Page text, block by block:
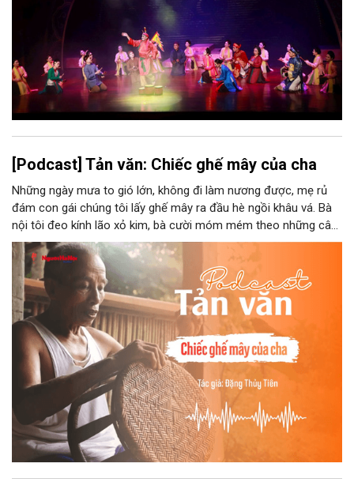
thành năng lực cạnh tranh của Thủ đô.
[Podcast] Tản văn: Chiếc ghế mây của cha
Những ngày mưa to gió lớn, không đi làm nương được, mẹ rủ
đám con gái chúng tôi lấy ghế mây ra đầu hè ngồi khâu vá. Bà
nội tôi đeo kính lão xỏ kim, bà cười móm mém theo những câu
chuyện kể tếu táo của đám trẻ chúng tôi. Chiếc ghế mây phát
ra âm thanh kin kít chịu đựng sức nặng cơ thể con người theo
những điệu cười khúc khích.